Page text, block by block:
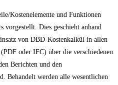
Kostenelemente und Funktionen
vorgestellt. Dies geschieht anhand
von DBD-Kostenkalkül in allen
oder IFC) über die verschiedenen
Berichten und den
Behandelt werden alle wesentlichen